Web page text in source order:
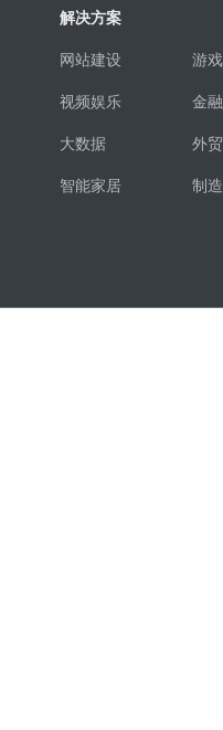
解决方案
网站建设 游
视频娱乐 金
大数据 外
智能家居 制